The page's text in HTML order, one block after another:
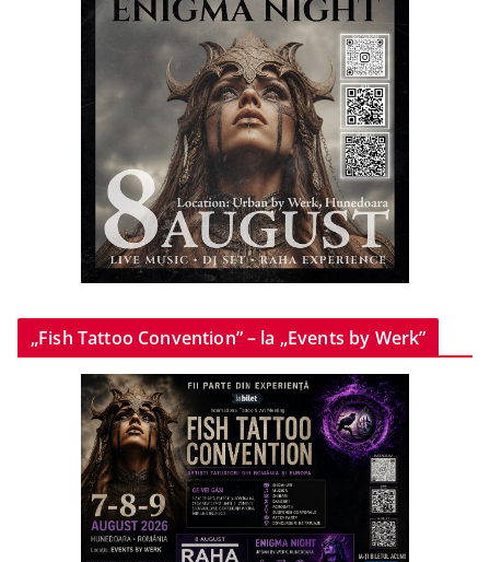
„Fish Tattoo Convention” – la „Events by Werk”